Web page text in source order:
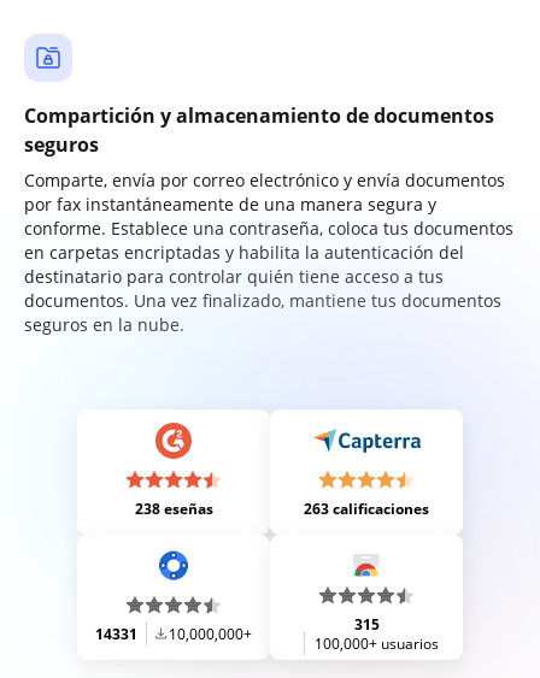
Compartición y almacenamiento de documentos
seguros
Comparte, envía por correo electrónico y envía documentos
por fax instantáneamente de una manera segura y
conforme. Establece una contraseña, coloca tus documentos
en carpetas encriptadas y habilita la autenticación del
destinatario para controlar quién tiene acceso a tus
documentos. Una vez finalizado, mantiene tus documentos
seguros en la nube.
238 eseñas 263 calificaciones
14331 10,000,000+
315
100,000+ usuarios